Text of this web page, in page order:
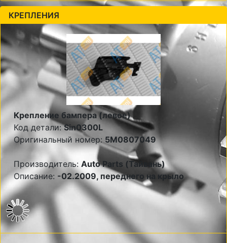
КРЕПЛЕНИЯ
Крепление бампера (левое)
Код детали:Sin0300L
Оригинальный номер: 5M0807049
Производитель: Auto Parts (Тайвань)
Описание: -02.2009, переднего на крыло